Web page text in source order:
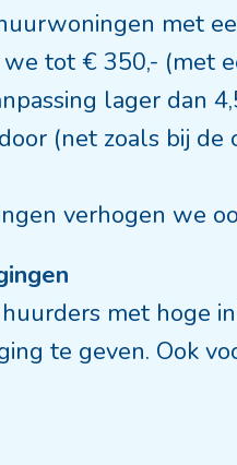
met
tot € 350,- (met
lager dan
(net zoals bij de
verhogen we
met hoge
te geven. Ook